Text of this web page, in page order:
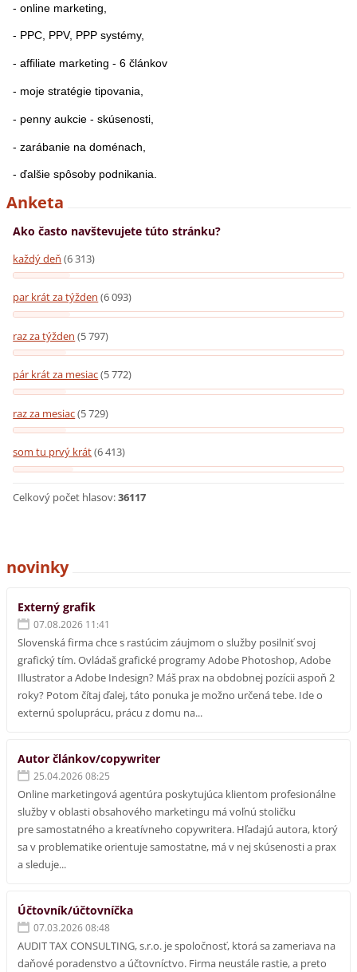
- online marketing,
- PPC, PPV, PPP systémy,
- affiliate marketing - 6 článkov
- moje stratégie tipovania,
- penny aukcie - skúsenosti,
- zarábanie na doménach,
- ďalšie spôsoby podnikania.
Anketa
Ako často navštevujete túto stránku?
každý deň (6 313)
par krát za týžden (6 093)
raz za týžden (5 797)
pár krát za mesiac(5 772)
raz za mesiac(5 729)
som tu prvý krát(6 413)
Celkový počet hlasov:36117
novinky
Externý grafik
07.08.2026 11:41
Slovenská firma chce s rastúcim záujmom o služby posilniť svoj
grafický tím. Ovládaš grafické programy Adobe Photoshop, Adobe
Illustrator a Adobe Indesign? Máš prax na obdobnej pozícii aspoň 2
roky? Potom čítaj ďalej, táto ponuka je možno určená tebe. Ide o
externú spoluprácu, prácu z domu na...
Autor článkov/copywriter
25.04.2026 08:25
Online marketingová agentúra poskytujúca klientom profesionálne
služby v oblasti obsahového marketingu má voľnú stoličku
pre samostatného a kreatívneho copywritera. Hľadajú autora, ktorý
sa v problematike orientuje samostatne, má v nej skúsenosti a prax
a sleduje...
Účtovník/účtovníčka
07.03.2026 08:48
AUDIT TAX CONSULTING, s.r.o. je spoločnosť, ktorá sa zameriava na
daňové poradenstvo a účtovníctvo. Firma neustále rastie, a preto